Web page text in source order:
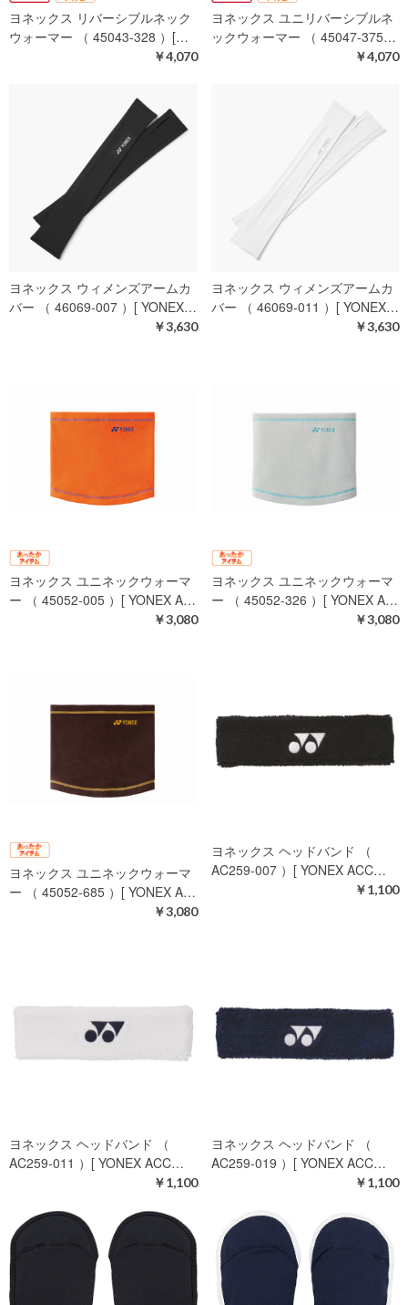
ヨネックス リバーシブルネック
ウォーマー （ 45043-328 ）[…
￥4,070
ヨネックス ユニリバーシブルネ
ックウォーマー （ 45047-375…
￥4,070
ヨネックス ウィメンズアームカ
バー （ 46069-007 ）[ YONEX…
￥3,630
ヨネックス ウィメンズアームカ
バー （ 46069-011 ）[ YONEX…
￥3,630
ヨネックス ユニネックウォーマ
ー （ 45052-005 ）[ YONEX A…
￥3,080
ヨネックス ユニネックウォーマ
ー （ 45052-326 ）[ YONEX A…
￥3,080
ヨネックス ユニネックウォーマ
ー （ 45052-685 ）[ YONEX A…
￥3,080
ヨネックス ヘッドバンド （
AC259-007 ）[ YONEX ACC…
￥1,100
ヨネックス ヘッドバンド （
AC259-011 ）[ YONEX ACC…
￥1,100
ヨネックス ヘッドバンド （
AC259-019 ）[ YONEX ACC…
￥1,100